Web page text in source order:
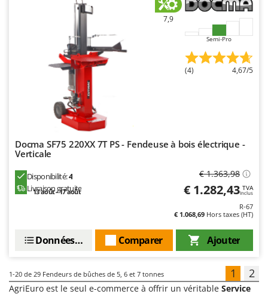
7,9
Semi-Pro
(4) 4,67/5
Docma SF75 220XX 7T PS - Fendeuse à bois électrique -
Verticale
Disponibilité:4
Livraison gratuite
13 août - 17 août
€ 1.363,98
€ 1.282,43 TVA
Inclus
R-67
€ 1.068,69 Hors taxes (HT)
Ajouter
Comparer
Données techniques
1-20 de 29 Fendeurs de bûches de 5, 6 et 7 tonnes 1 2
AgriEuro est le seul e-commerce à offrir un véritable Service